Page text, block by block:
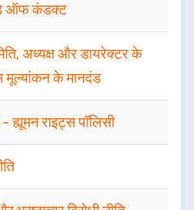
ऑफ कंडक्ट
अध्यक्ष और डायरेक्टर के
मूल्यांकन के मानदंड
- ह्यूमन राइट्स पॉलिसी